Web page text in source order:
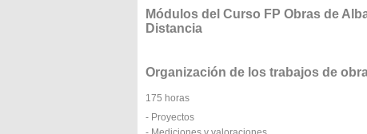
Módulos del Curso FP Obras de
Distancia
Organización de los trabajos de
175 horas
- Proyectos